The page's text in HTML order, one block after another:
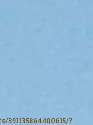
?